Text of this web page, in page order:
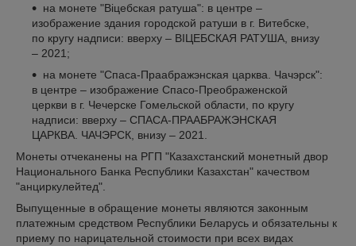
на монете "Віцебская ратуша": в центре –
изображение здания городской ратуши в г. Витебске,
по кругу надписи: вверху – ВІЦЕБСКАЯ РАТУША, внизу
– 2021;
на монете "Спаса-Праабражэнская царква. Чачэрск":
в центре – изображение Спасо-Преображенской
церкви в г. Чечерске Гомельской области, по кругу
надписи: вверху – СПАСА-ПРААБРАЖЭНСКАЯ
ЦАРКВА. ЧАЧЭРСК, внизу – 2021.
Монеты отчеканены на РГП "Казахстанский монетный двор
Национального Банка Республики Казахстан" качеством
"анциркулейтед".
Выпущенные в обращение монеты являются законным
платежным средством Республики Беларусь и обязательны к
приему по нарицательной стоимости при всех видах